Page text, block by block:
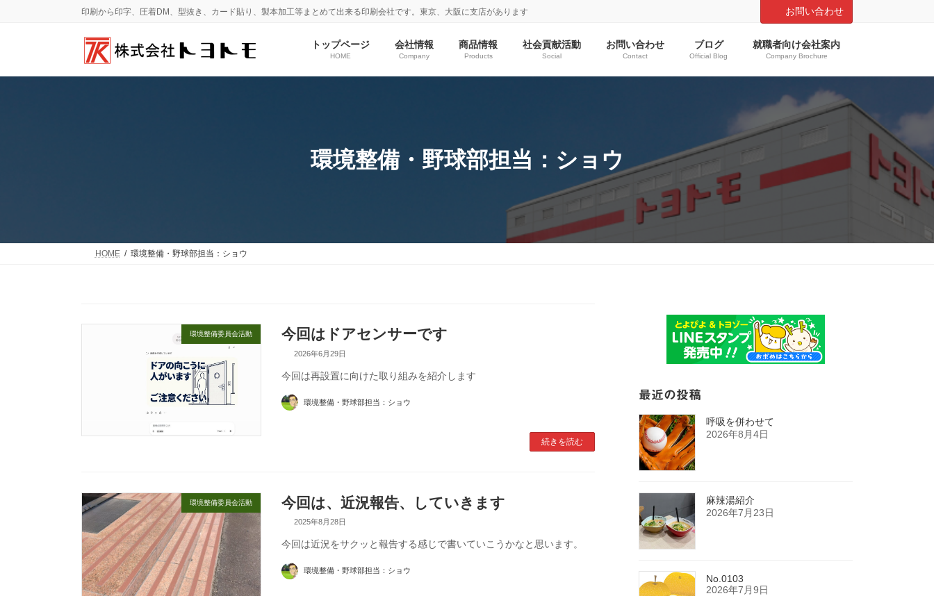
へ
ョ
印刷から印字、圧着DM、型抜き、カード貼り、製本加工等まとめて出来る印刷会社です。東京、大阪に支店があります お問い合わせ
トップページ
HOME
会社情報
Company
商品情報
Products
社会貢献活動
Social
お問い合わせ
Contact
ブログ
Official Blog
就職者向け会社案内
Company Brochure
環境整備・野球部担当：ショウ
HOME 環境整備・野球部担当：ショウ
環境整備委員会活動 今回はドアセンサーです
2026年6月29日
今回は再設置に向けた取り組みを紹介します
環境整備・野球部担当：ショウ
続きを読む
環境整備委員会活動 今回は、近況報告、していきます
2025年8月28日
今回は近況をサクッと報告する感じで書いていこうかなと思います。
環境整備・野球部担当：ショウ
最近の投稿
呼吸を併わせて
2026年8月4日
麻辣湯紹介
2026年7月23日
No.0103
2026年7月9日